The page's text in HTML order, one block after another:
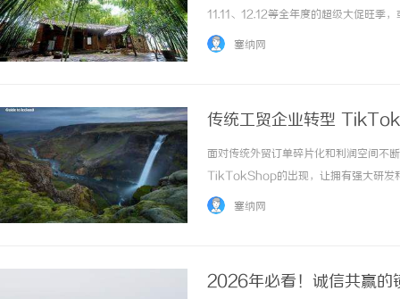
11.11、12.12等全年度的超级大促旺季
短的时间内引爆成千上万的单量需求。
塞纳网
传统工贸企业转型
面对传统外贸订单碎片化和利润空间不
TikTokShop的出现，让拥有强大研发
传统工贸企业拥有无与伦比的供应链
塞纳网
2026年必看！诚信共赢的